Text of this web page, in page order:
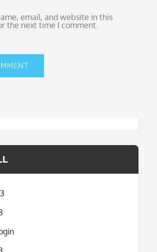
email, and website in this
the next time I comment.